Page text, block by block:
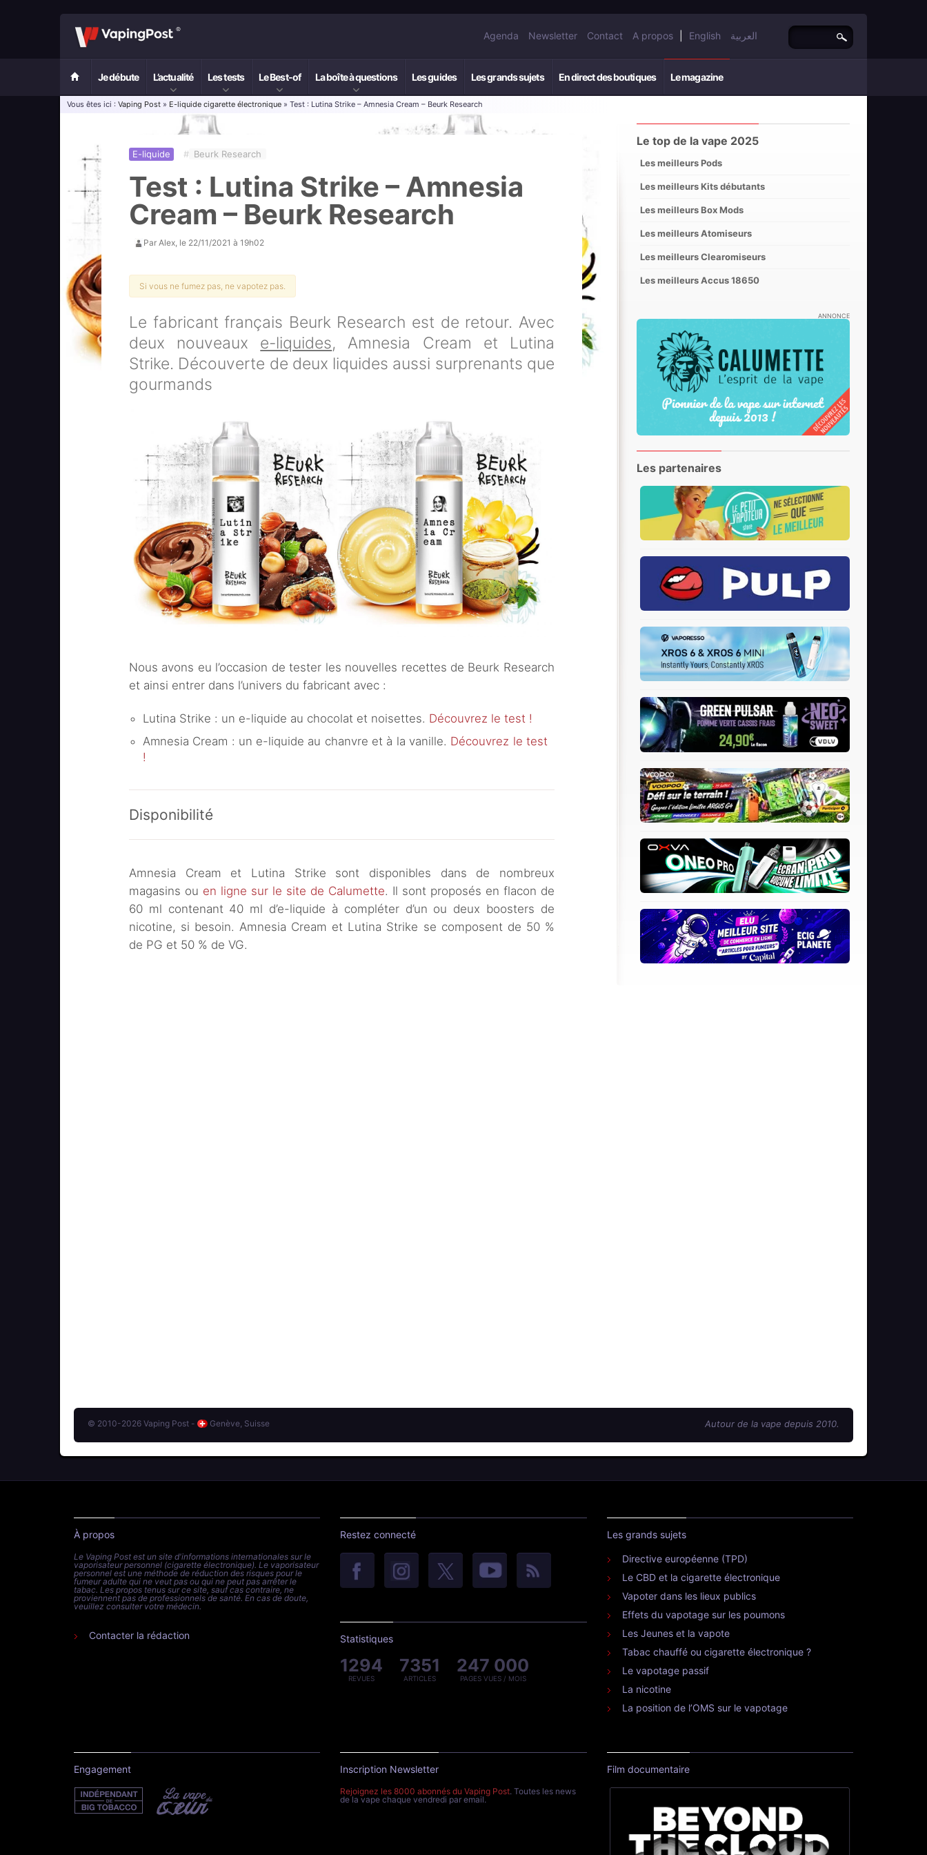
Agenda Newsletter Contact A propos English العربية
Je débute L’actualité Les tests Le Best-of La boîte à questions Les guides Les grands sujets En direct des boutiques Le magazine
Vous êtes ici : Vaping Post » E-liquide cigarette électronique » Test : Lutina Strike – Amnesia Cream – Beurk Research
Test : Lutina Strike – Amnesia
Cream – Beurk Research
E-liquide # Beurk Research
Par Alex, le 22/11/2021 à 19h02
Si vous ne fumez pas, ne vapotez pas.
Le fabricant français Beurk Research est de retour. Avec
deux nouveaux e-liquides, Amnesia Cream et Lutina
Strike. Découverte de deux liquides aussi surprenants que
gourmands
Nous avons eu l’occasion de tester les nouvelles recettes de Beurk Research
et ainsi entrer dans l’univers du fabricant avec :
Lutina Strike : un e-liquide au chocolat et noisettes. Découvrez le test !
Amnesia Cream : un e-liquide au chanvre et à la vanille. Découvrez le test
!
Disponibilité
Amnesia Cream et Lutina Strike sont disponibles dans de nombreux
magasins ou en ligne sur le site de Calumette. Il sont proposés en flacon de
60 ml contenant 40 ml d’e-liquide à compléter d’un ou deux boosters de
nicotine, si besoin. Amnesia Cream et Lutina Strike se composent de 50 %
de PG et 50 % de VG.
Le top de la vape 2025
Les meilleurs Pods
Les meilleurs Kits débutants
Les meilleurs Box Mods
Les meilleurs Atomiseurs
Les meilleurs Clearomiseurs
Les meilleurs Accus 18650
ANNONCE
Les partenaires
© 2010-2026 Vaping Post - Genève, Suisse Autour de la vape depuis 2010.
À propos
Le Vaping Post est un site d'informations internationales sur le
vaporisateur personnel (cigarette électronique). Le vaporisateur
personnel est une méthode de réduction des risques pour le
fumeur adulte qui ne veut pas ou qui ne peut pas arrêter le
tabac. Les propos tenus sur ce site, sauf cas contraire, ne
proviennent pas de professionnels de santé. En cas de doute,
veuillez consulter votre médecin.
Contacter la rédaction
Restez connecté
Statistiques
1294
REVUES
7351
ARTICLES
247 000
PAGES VUES / MOIS
Les grands sujets
Directive européenne (TPD)
Le CBD et la cigarette électronique
Vapoter dans les lieux publics
Effets du vapotage sur les poumons
Les Jeunes et la vapote
Tabac chauffé ou cigarette électronique ?
Le vapotage passif
La nicotine
La position de l’OMS sur le vapotage
Engagement Inscription Newsletter
Rejoignez les 8000 abonnés du Vaping Post. Toutes les news
de la vape chaque vendredi par email.
Film documentaire